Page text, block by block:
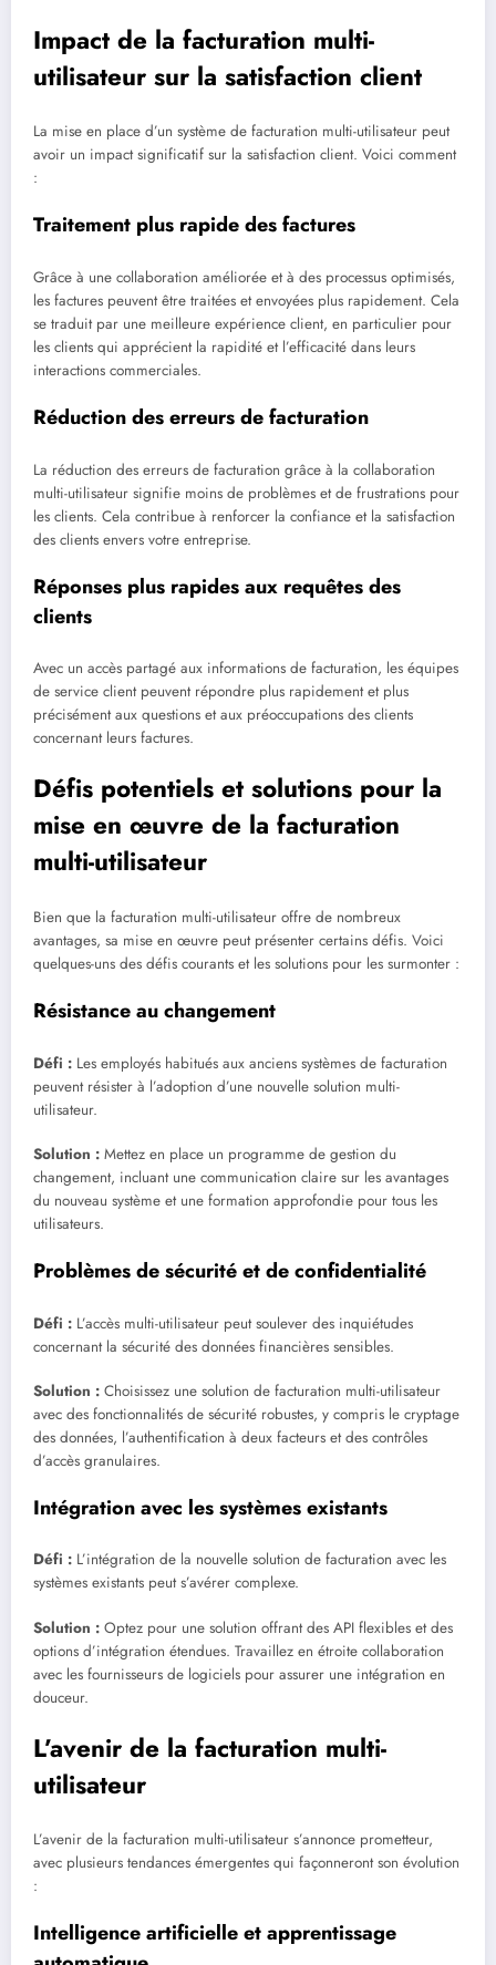
Impact de la facturation multi-
utilisateur sur la satisfaction client
La mise en place d’un système de facturation multi-utilisateur peut
avoir un impact significatif sur la satisfaction client. Voici comment
:
Traitement plus rapide des factures
Grâce à une collaboration améliorée et à des processus optimisés,
les factures peuvent être traitées et envoyées plus rapidement. Cela
se traduit par une meilleure expérience client, en particulier pour
les clients qui apprécient la rapidité et l’efficacité dans leurs
interactions commerciales.
Réduction des erreurs de facturation
La réduction des erreurs de facturation grâce à la collaboration
multi-utilisateur signifie moins de problèmes et de frustrations pour
les clients. Cela contribue à renforcer la confiance et la satisfaction
des clients envers votre entreprise.
Réponses plus rapides aux requêtes des
clients
Avec un accès partagé aux informations de facturation, les équipes
de service client peuvent répondre plus rapidement et plus
précisément aux questions et aux préoccupations des clients
concernant leurs factures.
Défis potentiels et solutions pour la
mise en œuvre de la facturation
multi-utilisateur
Bien que la facturation multi-utilisateur offre de nombreux
avantages, sa mise en œuvre peut présenter certains défis. Voici
quelques-uns des défis courants et les solutions pour les surmonter :
Résistance au changement
Défi : Les employés habitués aux anciens systèmes de facturation
peuvent résister à l’adoption d’une nouvelle solution multi-
utilisateur.
Solution : Mettez en place un programme de gestion du
changement, incluant une communication claire sur les avantages
du nouveau système et une formation approfondie pour tous les
utilisateurs.
Problèmes de sécurité et de confidentialité
Défi : L’accès multi-utilisateur peut soulever des inquiétudes
concernant la sécurité des données financières sensibles.
Solution : Choisissez une solution de facturation multi-utilisateur
avec des fonctionnalités de sécurité robustes, y compris le cryptage
des données, l’authentification à deux facteurs et des contrôles
d’accès granulaires.
Intégration avec les systèmes existants
Défi : L’intégration de la nouvelle solution de facturation avec les
systèmes existants peut s’avérer complexe.
Solution : Optez pour une solution offrant des API flexibles et des
options d’intégration étendues. Travaillez en étroite collaboration
avec les fournisseurs de logiciels pour assurer une intégration en
douceur.
L’avenir de la facturation multi-
utilisateur
L’avenir de la facturation multi-utilisateur s’annonce prometteur,
avec plusieurs tendances émergentes qui façonneront son évolution
:
Intelligence artificielle et apprentissage